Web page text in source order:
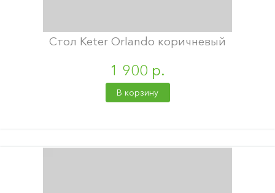
Стол Keter Orlando коричневый
1 900 р.
В корзину